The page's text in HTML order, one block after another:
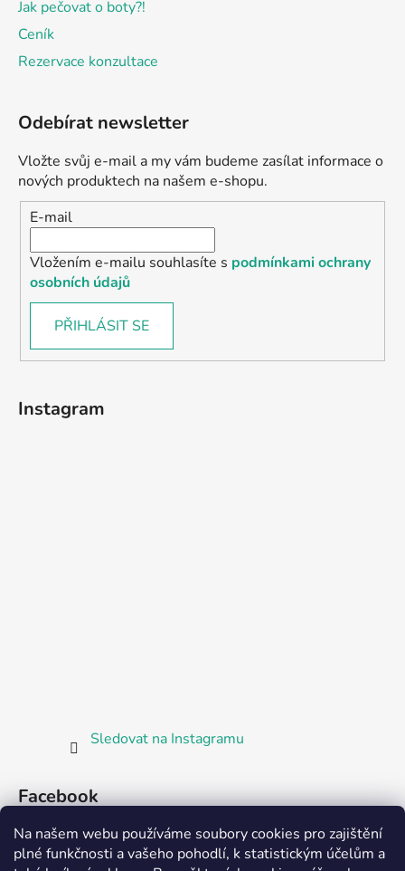
Na našem webu používáme soubory cookies pro zajištění
plné funkčnosti a vašeho pohodlí, k statistickým účelům a
Jak pečovat o boty?!
Ceník
Rezervace konzultace
Odebírat newsletter
Vložte svůj e-mail a my vám budeme zasílat informace o
nových produktech na našem e-shopu.
E-mail
Vložením e-mailu souhlasíte s podmínkami ochrany
osobních údajů
PŘIHLÁSIT SE
Instagram
Sledovat na Instagramu
Facebook